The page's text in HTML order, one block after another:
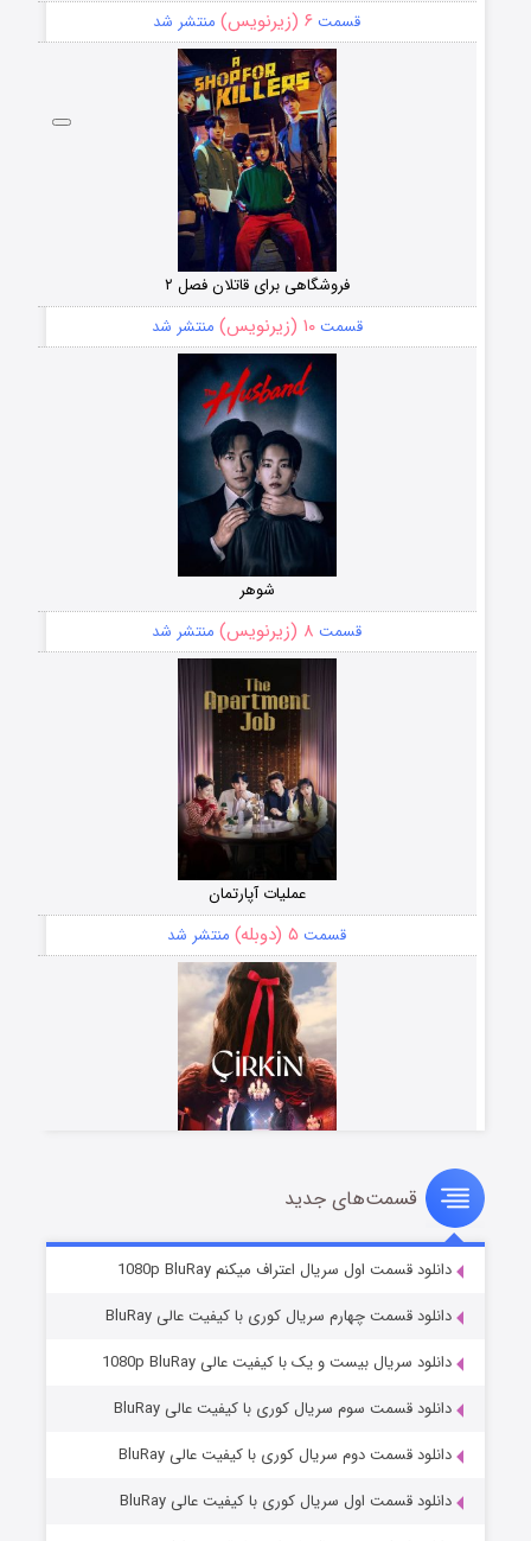
قسمت ۶ (زیرنویس) منتشر شد
فروشگاهی برای قاتلان فصل ۲
قسمت۱۰ (زیرنویس) منتشر شد
شوهر
قسمت ۸ (زیرنویس) منتشر شد
عملیات آپارتمان
قسمت ۵ (دوبله) منتشر شد
سریال زشت
قسمت۲ (زیرنویس) منتشر شد
مردگان متحرک: شهر مرده ۳
قسمت‌های جدید
دانلود قسمت اول سریال اعتراف میکنم 1080p BluRay
دانلود قسمت چهارم سریال کوری با کیفیت عالی BluRay
دانلود سریال بیست و یک با کیفیت عالی 1080p BluRay
دانلود قسمت سوم سریال کوری با کیفیت عالی BluRay
دانلود قسمت دوم سریال کوری با کیفیت عالی BluRay
دانلود قسمت اول سریال کوری با کیفیت عالی BluRay